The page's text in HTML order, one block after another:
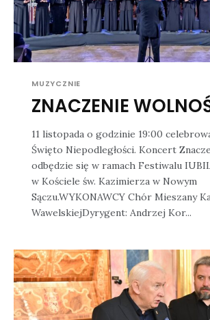
MUZYCZNIE
ZNACZENIE
11 listopada o godzinie 19:00
Święto Niepodległości. Koncert
odbędzie się w ramach Festiwalu
w Kościele św. Kazimierza w Nowym
Sączu.WYKONAWCY Chór Mieszany Katedry
WawelskiejDyrygent: Andrzej Kor...